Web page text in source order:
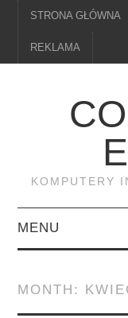
STRONA GŁÓWNA
REKLAMA
KOMPUTERY
MENU
MONTH: